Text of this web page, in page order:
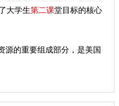
大学生第二课堂目标的核心
源的重要组成部分，是美国